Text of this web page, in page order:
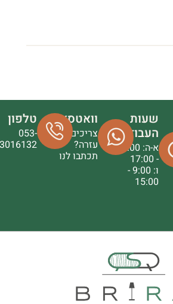
שעות
העבודה
א-ה: 9:00
- 17:00
ו: 9:00 -
15:00
וואטסאפ
צריכים
עזרה?
תכתבו לנו
טלפון
053-
3016132